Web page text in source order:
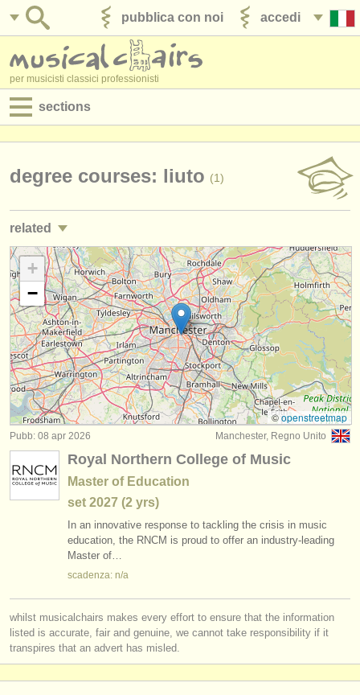
accedi
pubblica con noi
per musicisti classici professionisti
sections
jobs - amministrazione
degree courses
corsi
concorsi/premi
strumenti in vendita
strumenti rubati
elenchi:
orchestre e teatri lirici
conservatori
orchestre giovanili
contattaci
rss feeds
degree courses: liuto (1)
related
corsi/ masterclass chitarra classica (2)
degree courses: chitarra (9)
degree courses: tiorba (1)
degree courses: early guitar (1)
concorso chitarra classica (4)
chitarra in vendita
chitarra classica smarrito (180)
strumenti rubati: archi antichi/
+
−
©openstreetmap
Manchester, Regno Unito
Pubb: 08 apr 2026
Royal Northern College of Music
Master of Education
set 2027 (2 yrs)
In an innovative response to tackling the crisis in music
education, the RNCM is proud to offer an industry-leading
Master of…
scadenza: n/a
whilst musicalchairs makes every effort to ensure that the information
listed is accurate, fair and genuine, we cannot take responsibility if it
transpires that an advert has misled.